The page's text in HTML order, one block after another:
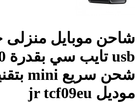
شاحن موبايل
موديل jr tcf09eu